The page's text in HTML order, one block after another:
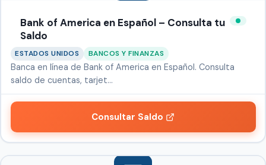
Bank of America en Español – Consulta tu
Saldo
ESTADOS UNIDOS BANCOS Y FINANZAS
Banca en línea de Bank of America en Español. Consulta
saldo de cuentas, tarjet…
Consultar Saldo